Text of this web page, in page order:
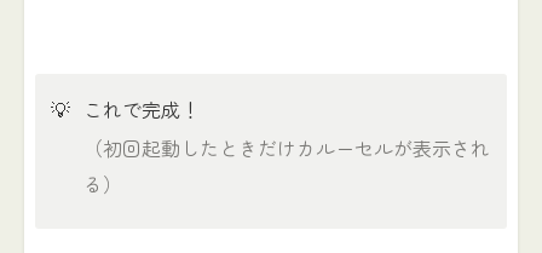
💡 これで完成！
（初回起動したときだけカルーセルが表示され
る）